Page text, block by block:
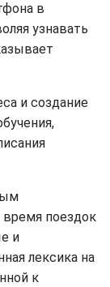
в
узнавать
и создание
поездок
и
лексика на
к